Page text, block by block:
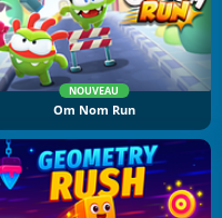
NOUVEAU
Om Nom Run